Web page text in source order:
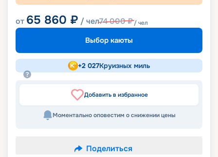
от 65 860 ₽ / чел74 000₽/ чел
Выбор каюты
+2 027Круизных миль
Добавить в избранное
Моментально оповестим о снижении цены
Поделиться